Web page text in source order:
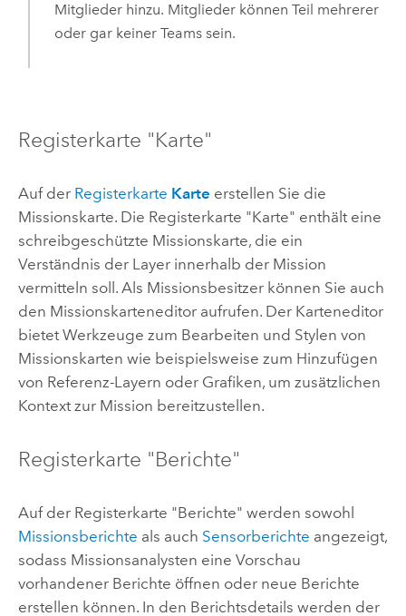
Mitglieder hinzu. Mitglieder können Teil mehrerer
oder gar keiner Teams sein.
Registerkarte "Karte"
Auf der Registerkarte Karte erstellen Sie die
Missionskarte. Die Registerkarte "Karte" enthält eine
schreibgeschützte Missionskarte, die ein
Verständnis der Layer innerhalb der Mission
vermitteln soll. Als Missionsbesitzer können Sie auch
den Missionskarteneditor aufrufen. Der Karteneditor
bietet Werkzeuge zum Bearbeiten und Stylen von
Missionskarten wie beispielsweise zum Hinzufügen
von Referenz-Layern oder Grafiken, um zusätzlichen
Kontext zur Mission bereitzustellen.
Registerkarte "Berichte"
Auf der Registerkarte "Berichte" werden sowohl
Missionsberichte als auch Sensorberichte angezeigt,
sodass Missionsanalysten eine Vorschau
vorhandener Berichte öffnen oder neue Berichte
erstellen können. In den Berichtsdetails werden der